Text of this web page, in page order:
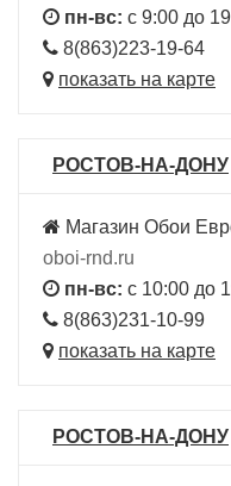
пн-вс: с 9:00 до
8(863)223-19-64
показать на карте
РОСТОВ-НА-ДОНУ
Магазин Обои
oboi-rnd.ru
пн-вс: с 10:00 до
8(863)231-10-99
показать на карте
РОСТОВ-НА-ДОНУ